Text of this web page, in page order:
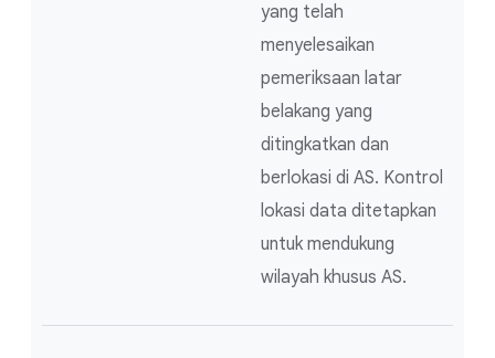
yang telah
menyelesaikan
pemeriksaan latar
belakang yang
ditingkatkan dan
berlokasi di AS. Kontrol
lokasi data ditetapkan
untuk mendukung
wilayah khusus AS.